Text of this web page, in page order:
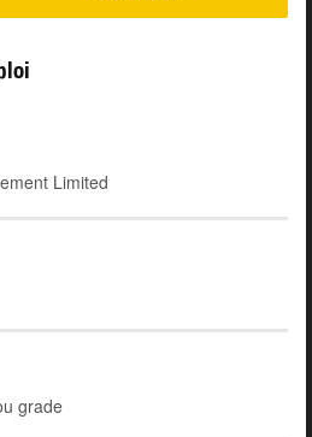
Limited
grade